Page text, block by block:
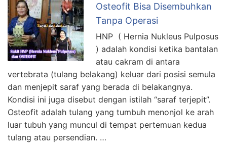
Osteofit Bisa Disembuhkan
Tanpa Operasi
HNP ( Hernia Nukleus Pulposus
) adalah kondisi ketika bantalan
atau cakram di antara
vertebrata (tulang belakang) keluar dari posisi semula
dan menjepit saraf yang berada di belakangnya.
Kondisi ini juga disebut dengan istilah “saraf terjepit”.
Osteofit adalah tulang yang tumbuh menonjol ke arah
luar tubuh yang muncul di tempat pertemuan kedua
tulang atau persendian. …